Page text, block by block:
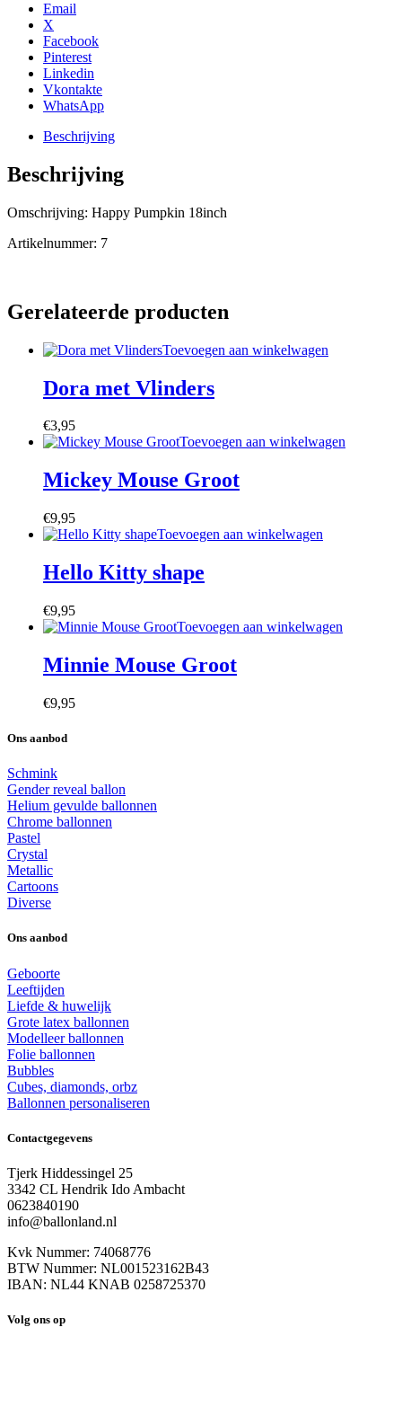
Email
X
Facebook
Pinterest
Linkedin
Vkontakte
WhatsApp
Beschrijving
Beschrijving
Omschrijving: Happy Pumpkin 18inch
Artikelnummer: 7
Gerelateerde producten
Toevoegen aan winkelwagen
Dora met Vlinders
€3,95
Toevoegen aan winkelwagen
Mickey Mouse Groot
€9,95
Toevoegen aan winkelwagen
Hello Kitty shape
€9,95
Toevoegen aan winkelwagen
Minnie Mouse Groot
€9,95
Ons aanbod
Schmink
Gender reveal ballon
Helium gevulde ballonnen
Chrome ballonnen
Pastel
Crystal
Metallic
Cartoons
Diverse
Ons aanbod
Geboorte
Leeftijden
Liefde & huwelijk
Grote latex ballonnen
Modelleer ballonnen
Folie ballonnen
Bubbles
Cubes, diamonds, orbz
Ballonnen personaliseren
Contactgegevens
Tjerk Hiddessingel 25
3342 CL Hendrik Ido Ambacht
0623840190
info@ballonland.nl
Kvk Nummer: 74068776
BTW Nummer: NL001523162B43
IBAN: NL44 KNAB 0258725370
Volg ons op